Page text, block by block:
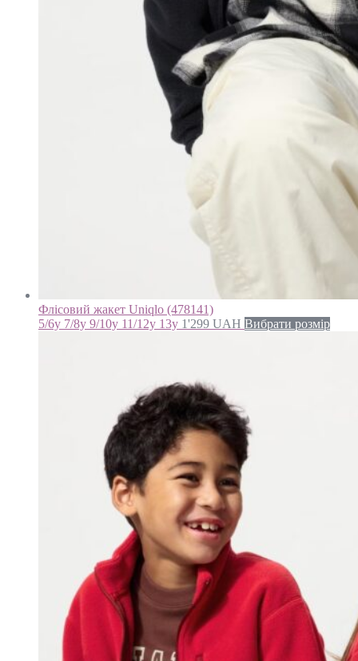
Флісовий жакет Uniqlo (478141)
5/6y 7/8y 9/10y 11/12y 13y 1'299 UAH Вибрати розмір